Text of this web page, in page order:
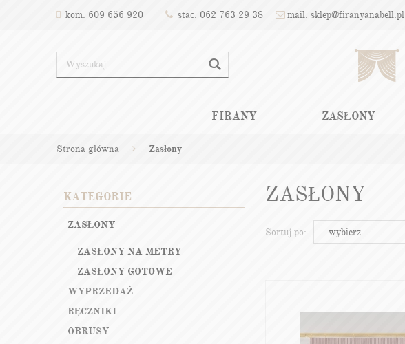
kom. 609 656 920 stac. 062 763 29 38 mail: sklep@firanyanabell.pl
FIRANY ZASŁONY
Strona główna Zasłony
KATEGORIE
ZASŁONY
ZASŁONY NA METRY
ZASŁONY GOTOWE
WYPRZEDAŻ
RĘCZNIKI
OBRUSY
ZASŁONY
Sortuj po: